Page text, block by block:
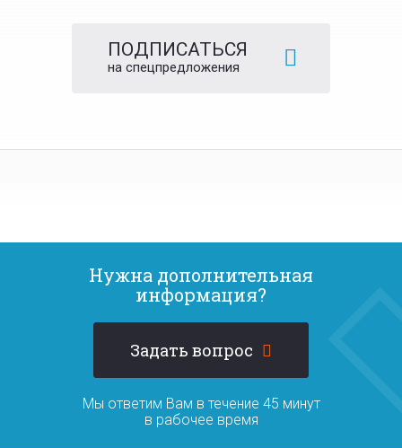
ПОДПИСАТЬСЯ
на спецпредложения
Tabs
Нужна дополнительная
информация?
Задать вопрос
Мы ответим Вам в течение 45 минут
в рабочее время